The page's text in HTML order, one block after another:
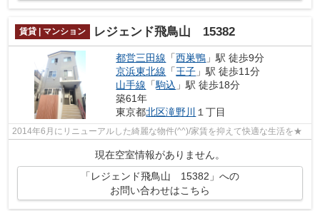
賃貸 | マンション レジェンド飛鳥山 15382
都営三田線 「西巣鴨 」駅 徒歩9分
京浜東北線 「王子 」駅 徒歩11分
山手線 「駒込 」駅 徒歩18分
築61年
東京都北区滝野川 １丁目
2014年6月にリニューアルした綺麗な物件(^^)/家賃を抑えて快適な生活を★
現在空室情報がありません。
「レジェンド飛鳥山 15382」への
お問い合わせはこちら